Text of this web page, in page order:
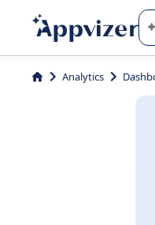
Analytics